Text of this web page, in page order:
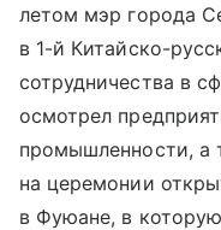
летом мэр города
в 1-й Китайско-
сотрудничества в
осмотрел
промышленности, а
на церемонии
в Фуюане, в